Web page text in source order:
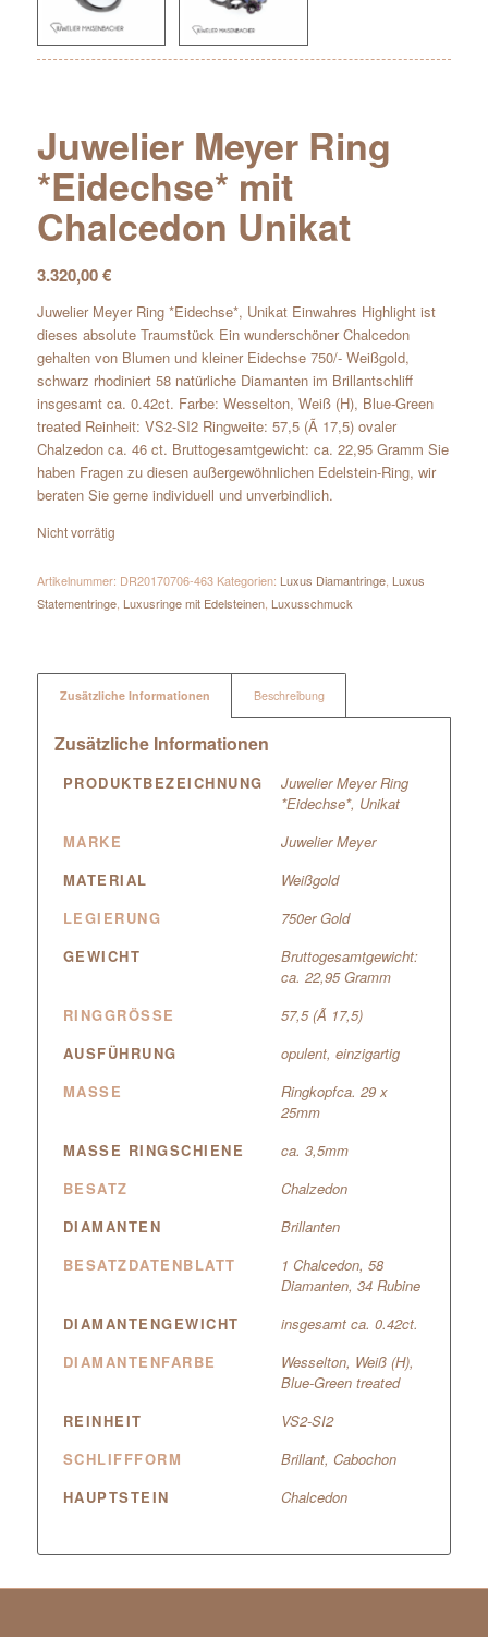
Juwelier Meyer Ring
*Eidechse* mit
Chalcedon Unikat
3.320,00€
Juwelier Meyer Ring *Eidechse*, Unikat Einwahres Highlight ist
dieses absolute Traumstück Ein wunderschöner Chalcedon
gehalten von Blumen und kleiner Eidechse 750/- Weißgold,
schwarz rhodiniert 58 natürliche Diamanten im Brillantschliff
insgesamt ca. 0.42ct. Farbe: Wesselton, Weiß (H), Blue-Green
treated Reinheit: VS2-SI2 Ringweite: 57,5 (Ã 17,5) ovaler
Chalzedon ca. 46 ct. Bruttogesamtgewicht: ca. 22,95 Gramm Sie
haben Fragen zu diesen außergewöhnlichen Edelstein-Ring, wir
beraten Sie gerne individuell und unverbindlich.
Nicht vorrätig
Artikelnummer: DR20170706-463 Kategorien: Luxus Diamantringe, Luxus
Statementringe, Luxusringe mit Edelsteinen, Luxusschmuck
Zusätzliche Informationen Beschreibung
Zusätzliche Informationen
PRODUKTBEZEICHNUNG
Juwelier Meyer Ring
*Eidechse*, Unikat
MARKE
Juwelier Meyer
MATERIAL
Weißgold
LEGIERUNG
750er Gold
GEWICHT
Bruttogesamtgewicht:
ca. 22,95 Gramm
RINGGRÖSSE
57,5 (Ã 17,5)
AUSFÜHRUNG
opulent, einzigartig
MASSE
Ringkopfca. 29 x
25mm
MASSE RINGSCHIENE
ca. 3,5mm
BESATZ
Chalzedon
DIAMANTEN
Brillanten
BESATZDATENBLATT
1 Chalcedon, 58
Diamanten, 34 Rubine
DIAMANTENGEWICHT
insgesamt ca. 0.42ct.
DIAMANTENFARBE
Wesselton, Weiß (H),
Blue-Green treated
REINHEIT
VS2-SI2
SCHLIFFFORM
Brillant, Cabochon
HAUPTSTEIN
Chalcedon